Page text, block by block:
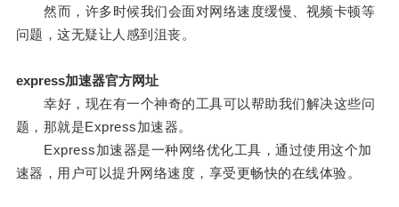
然而，许多时候我们会面对网络速度缓慢、视频卡顿等
问题，这无疑让人感到沮丧。
express加速器官方网址
幸好，现在有一个神奇的工具可以帮助我们解决这些问
题，那就是Express加速器。
Express加速器是一种网络优化工具，通过使用这个加
速器，用户可以提升网络速度，享受更畅快的在线体验。